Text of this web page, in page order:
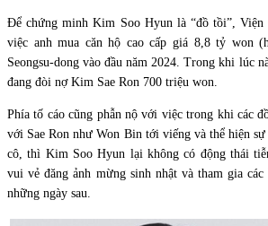
Để chứng minh Kim Soo Hyun là “đồ tồi”, Viện
việc anh mua căn hộ cao cấp giá 8,8 tỷ won
Seongsu-dong vào đầu năm 2024. Trong khi lúc
đang đòi nợ Kim Sae Ron 700 triệu won.
Phía tố cáo cũng phẫn nộ với việc trong khi các
với Sae Ron như Won Bin tới viếng và thể hiện
cô, thì Kim Soo Hyun lại không có động thái
vui vẻ đăng ảnh mừng sinh nhật và tham gia
những ngày sau.